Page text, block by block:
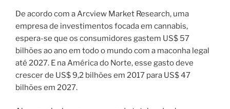
De acordo com a Arcview Market Research, uma
empresa de investimentos focada em cannabis,
espera-se que os consumidores gastem US$ 57
bilhões ao ano em todo o mundo com a maconha legal
até 2027. E na América do Norte, esse gasto deve
crescer de US$ 9,2 bilhões em 2017 para US$ 47
bilhões em 2027.